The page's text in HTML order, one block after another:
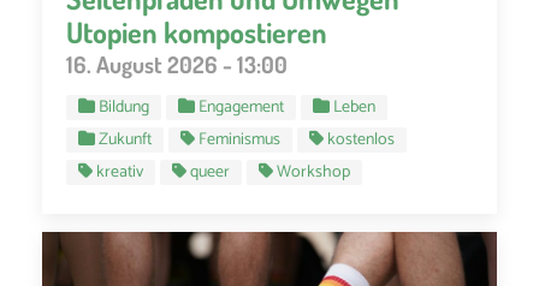
Utopien kompostieren
16. August 2026 - 13:00
Bildung Engagement
Leben
Zukunft
Feminismus
kostenlos
kreativ
queer Workshop